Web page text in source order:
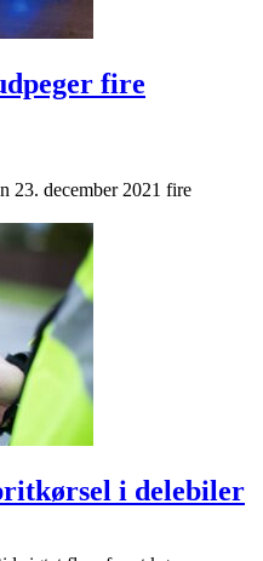
fire
23. december 2021 fire
i delebiler